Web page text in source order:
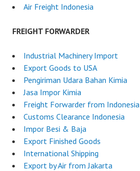
Air Freight Indonesia
FREIGHT FORWARDER
Industrial Machinery Import
Export Goods to USA
Pengiriman Udara Bahan Kimia
Jasa Impor Kimia
Freight Forwarder from Indonesia
Customs Clearance Indonesia
Impor Besi & Baja
Export Finished Goods
International Shipping
Export by Air from Jakarta